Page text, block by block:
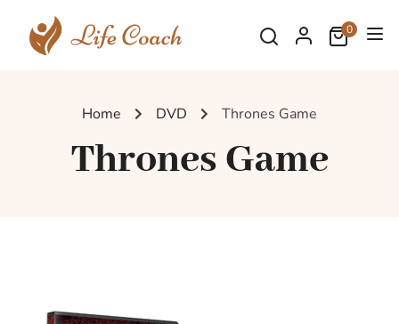
0
Home DVD Thrones Game
Thrones Game